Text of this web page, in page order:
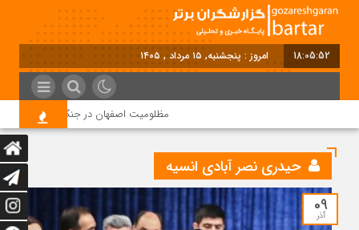
18:05:52 امروز : پنجشنبه, ۱۵ مرداد , ۱۴۰۵
مظلومیت اصفهان در جنگ رمضان
حیدری نصر آبادی انسیه
09
آذر